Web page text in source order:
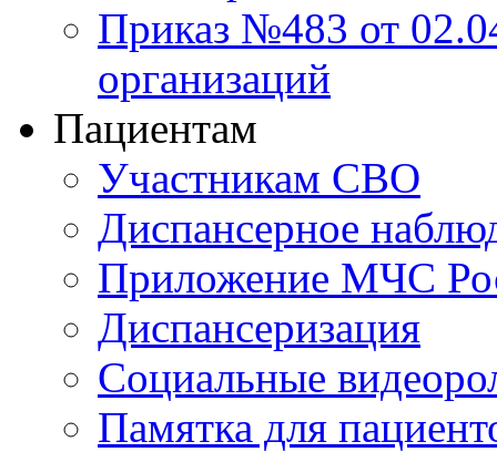
Приказ №483 от
организаций
Пациентам
Участникам СВО
Диспансерное
Приложение МЧС
Диспансеризация
Социальные
Памятка для